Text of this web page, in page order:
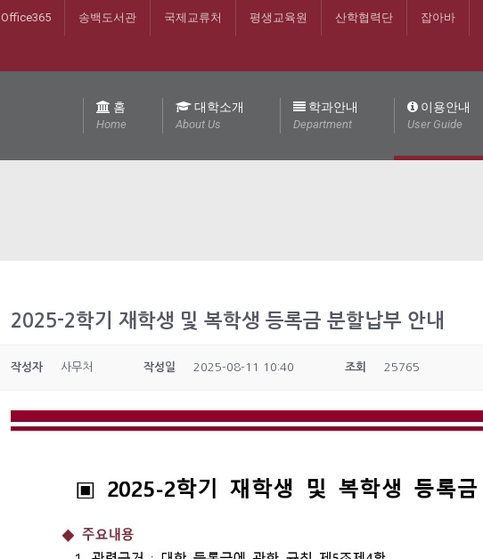
Office365 송백도서관 국제교류처 평생교육원 산학협력단 잡아바
홈
Home
대학소개
About Us
학과안내
Department
이용안내
User Guide
2025-2학기 재학생 및 복학생 등록금 분할납부 안내
작성자 사무처 작성일 2025-08-11 10:40 조회 25765